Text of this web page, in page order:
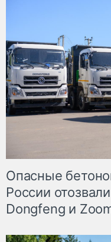
Опасные
России
Dongfeng и